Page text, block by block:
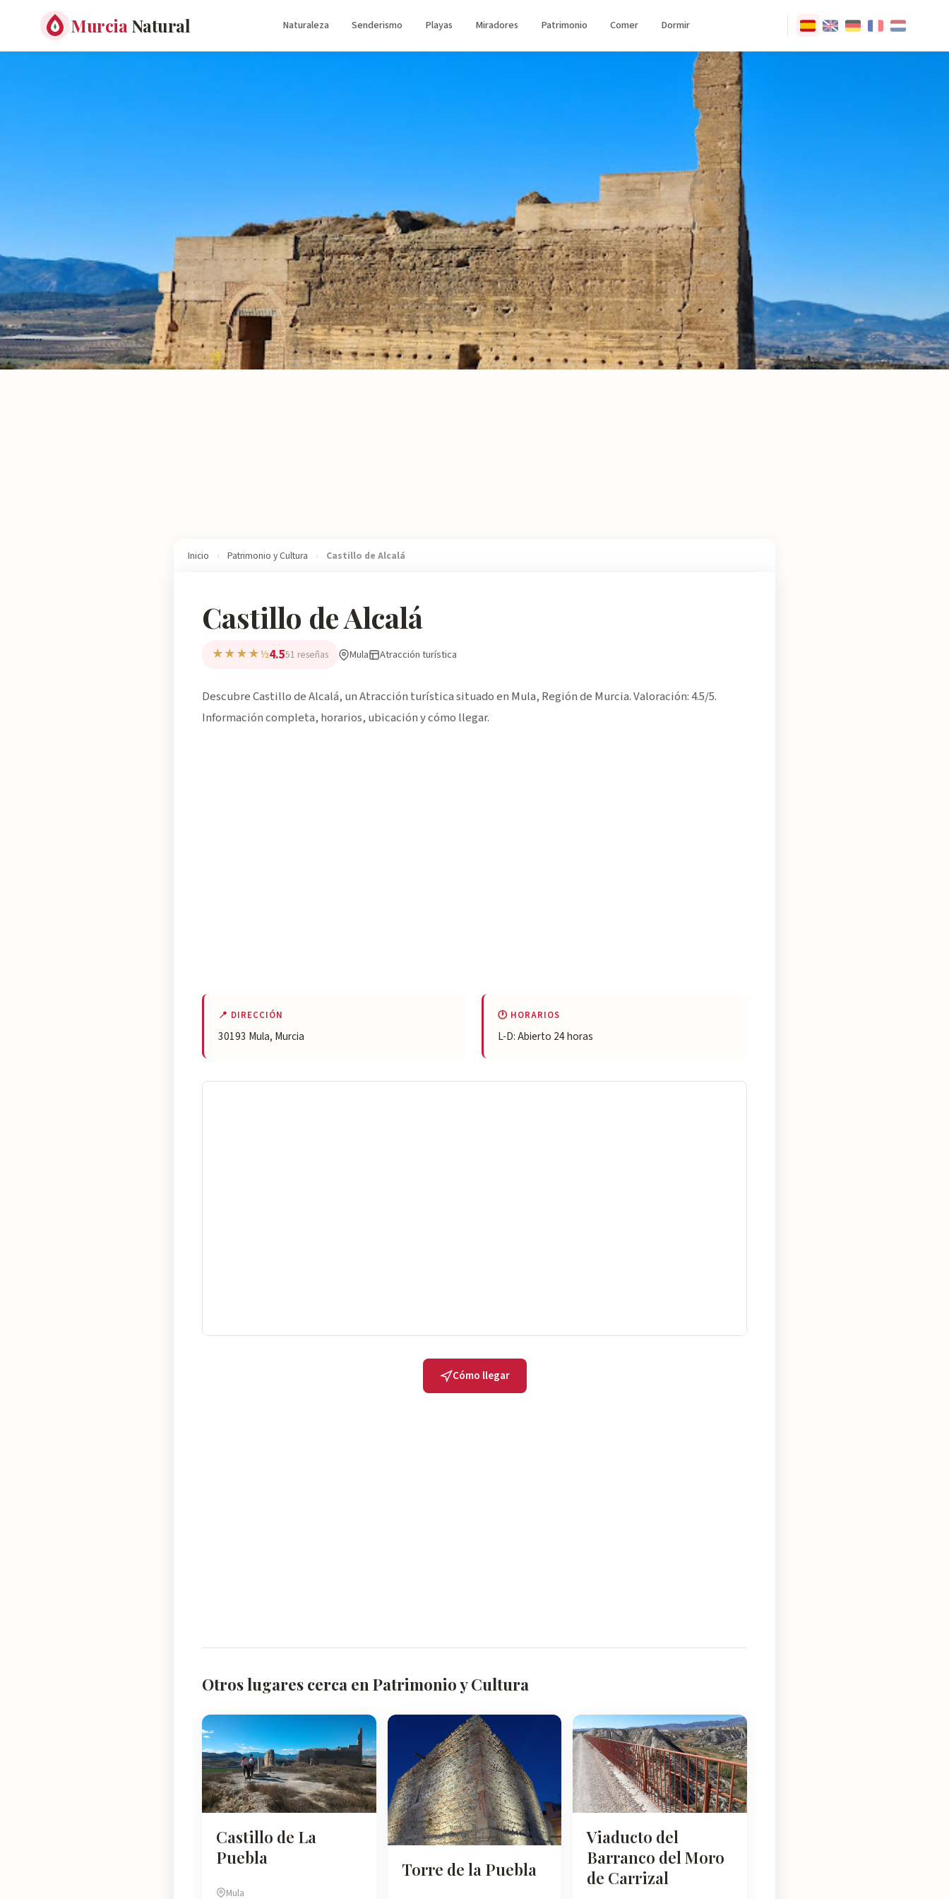
Murcia Natural Naturaleza Senderismo Playas Miradores Patrimonio Comer Dormir
Inicio › Patrimonio y Cultura › Castillo de Alcalá
Castillo de Alcalá
★★★★½4.551 reseñas Mula Atracción turística
Descubre Castillo de Alcalá, un Atracción turística situado en Mula, Región de Murcia. Valoración: 4.5/5.
Información completa, horarios, ubicación y cómo llegar.
📍 DIRECCIÓN
30193 Mula, Murcia
🕐 HORARIOS
L-D: Abierto 24 horas
Cómo llegar
Otros lugares cerca en Patrimonio y Cultura
Castillo de La
Puebla
Mula
Torre de la Puebla
Viaducto del
Barranco del Moro
de Carrizal